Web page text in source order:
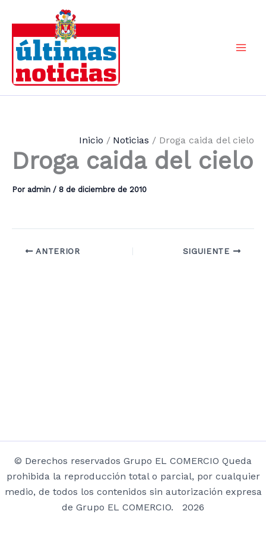
contenido
Inicio Noticias Droga caida del cielo
Droga caida del cielo
Por admin / 8 de diciembre de 2010
ANTERIOR SIGUIENTE
© Derechos reservados Grupo EL COMERCIO Queda
prohibida la reproducción total o parcial, por cualquier
medio, de todos los contenidos sin autorización expresa
de Grupo EL COMERCIO. 2026